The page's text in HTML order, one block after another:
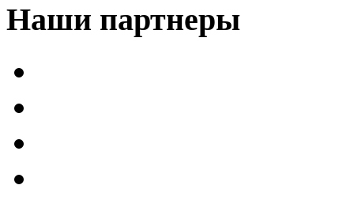
Наши партнеры